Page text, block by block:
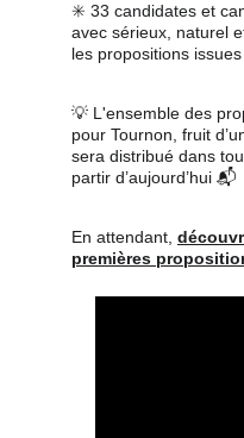
✳️ 33 candidates et
avec sérieux, naturel
les propositions
💡 L'ensemble des
pour Tournon, fruit
sera distribué dans
partir d’aujourd’hui 📬
En attendant,
premières